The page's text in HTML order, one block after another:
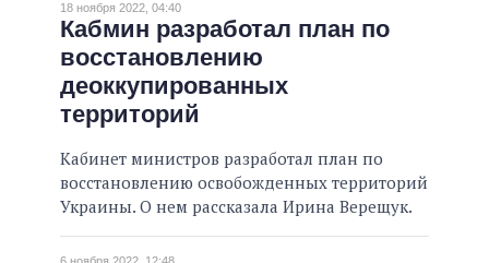
18 ноября 2022, 04:40
Кабмин разработал план по
восстановлению
деоккупированных
территорий
Кабинет министров разработал план по
восстановлению освобожденных территорий
Украины. О нем рассказала Ирина Верещук.